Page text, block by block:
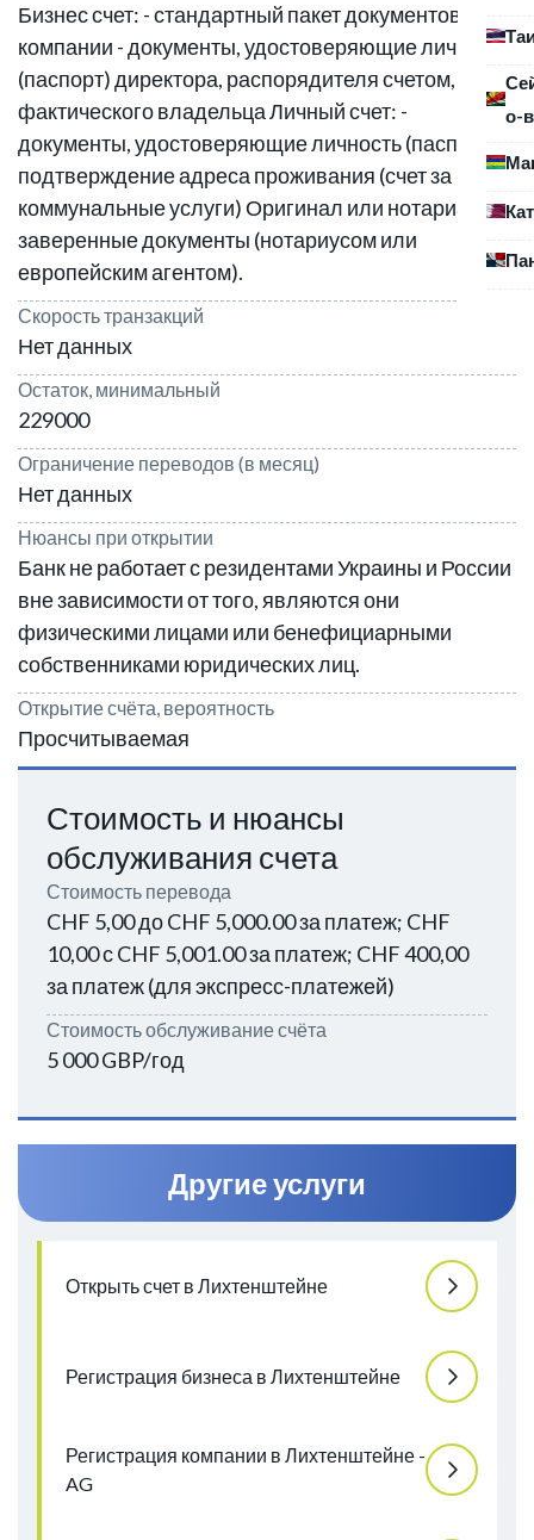
о-
Бизнес счет: - стандартный пакет документов
компании - документы, удостоверяющие личность
(паспорт) директора, распорядителя счетом,
фактического владельца Личный счет: -
документы, удостоверяющие личность (паспорт) -
подтверждение адреса проживания (счет за
коммунальные услуги) Оригинал или нотариально
заверенные документы (нотариусом или
европейским агентом).
Скорость транзакций
Нет данных
Остаток, минимальный
229000
Ограничение переводов (в месяц)
Нет данных
Нюансы при открытии
Банк не работает с резидентами Украины и России
вне зависимости от того, являются они
физическими лицами или бенефициарными
собственниками юридических лиц.
Открытие счёта, вероятность
Просчитываемая
Стоимость и нюансы
обслуживания счета
Стоимость перевода
CHF 5,00 до CHF 5,000.00 за платеж; CHF
10,00 с CHF 5,001.00 за платеж; CHF 400,00
за платеж (для экспресс-платежей)
Стоимость обслуживание счёта
5 000 GBP/год
Другие услуги
Открыть счет в Лихтенштейне
Регистрация бизнеса в Лихтенштейне
Регистрация компании в Лихтенштейне -
AG